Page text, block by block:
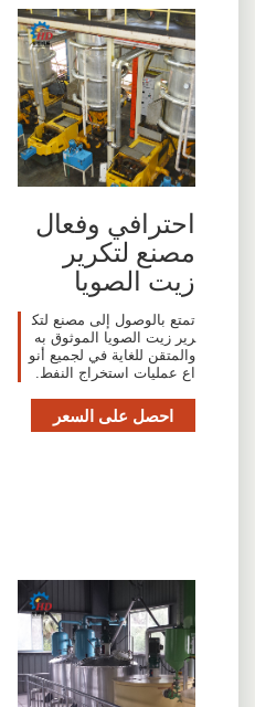
احترافي وفعال
مصنع لتكرير
زيت الصويا
تمتع بالوصول إلى مصنع لتك
رير زيت الصويا الموثوق به
والمتقن للغاية في لجميع أنو
اع عمليات استخراج النفط.
احصل على السعر